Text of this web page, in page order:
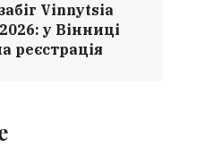
Vinnytsia
у Вінниці
реєстрація